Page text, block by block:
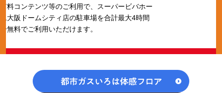
有料コンテンツ等のご利用で、スーパービバホー
ム大阪ドームシティ店の駐車場を合計最大4時間
分無料でご利用いただけます。